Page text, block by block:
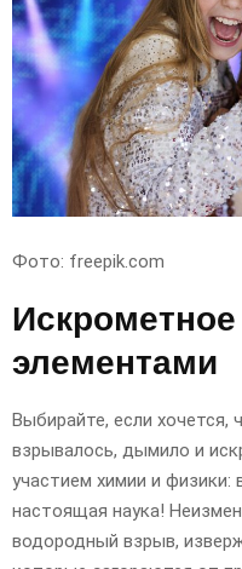
Фото: freepik.com
элементами
Выбирайте, если хочется,
взрывалось, дымило и
участием химии и
настоящая наука!
водородный взрыв,